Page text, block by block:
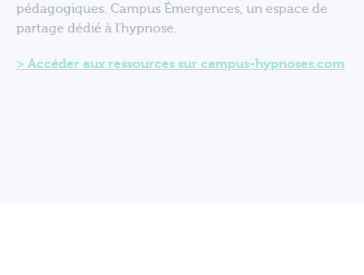
pédagogiques. Campus Émergences, un espace de
partage dédié à l'hypnose.
Accéder aux ressources sur campus-hypnoses.com